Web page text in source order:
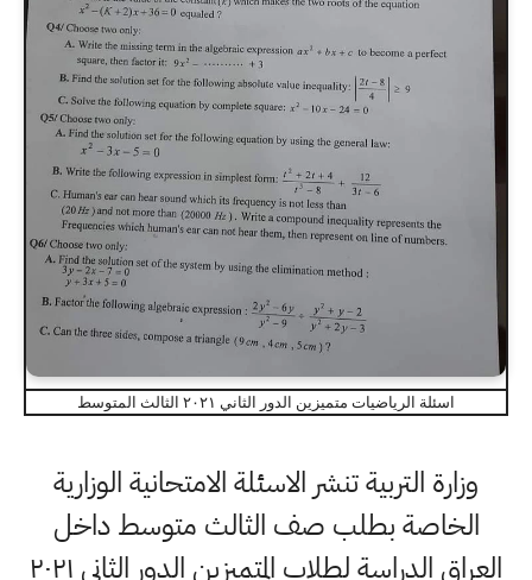
اسئلة الرياضيات متميزين الدور الثاني ٢٠٢١ الثالث المتوسط
وزارة التربية تنشر الاسئلة الامتحانية الوزارية
الخاصة بطلب صف الثالث متوسط داخل
العراق الدراسة لطلاب المتميزين الدور الثاني ٢٠٢١